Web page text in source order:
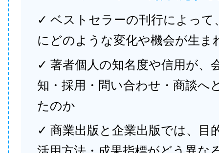
✓ ベストセラーの刊行によって
にどのような変化や機会が生ま
✓ 著者個人の知名度や信用が、
知・採用・問い合わせ・商談へ
たのか
✓ 商業出版と企業出版では、目